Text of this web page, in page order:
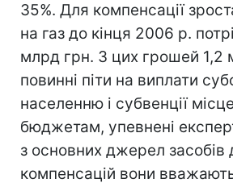
35%. Для компенсації
на газ до кінця 2006 р.
млрд грн. З цих грошей 1,2
повинні піти на виплати
населенню і субвенції
бюджетам, упевнені
з основних джерел засобів
компенсацій вони